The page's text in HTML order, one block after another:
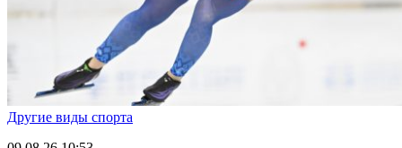
Другие виды спорта